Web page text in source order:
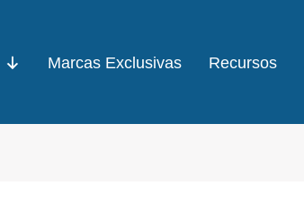
Marcas Exclusivas Recursos